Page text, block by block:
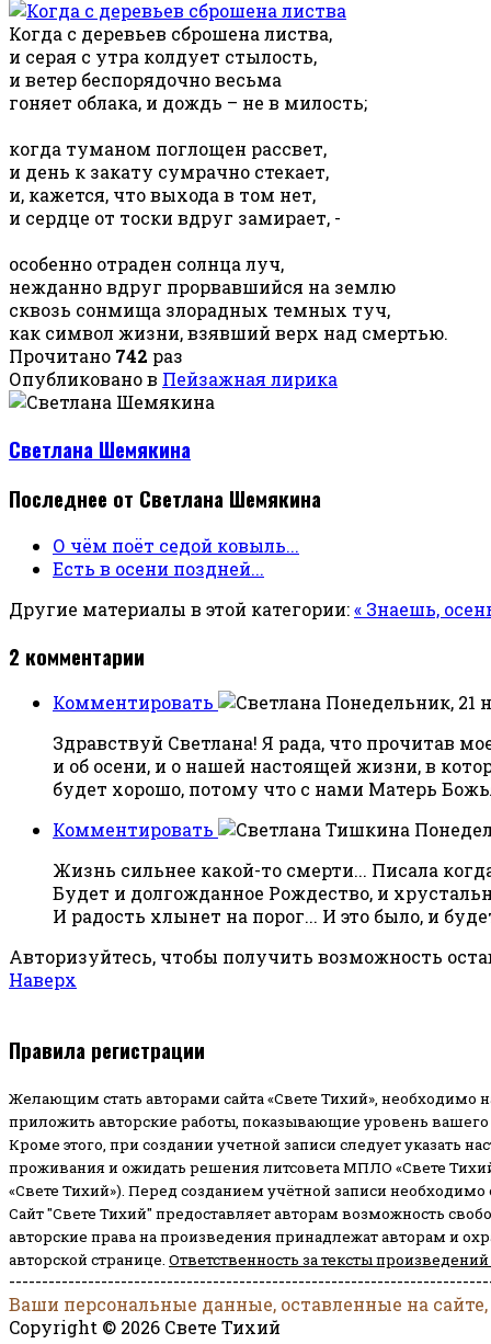
Когда с деревьев сброшена листва,
и серая с утра колдует стылость,
и ветер беспорядочно весьма
гоняет облака, и дождь – не в милость;
когда туманом поглощен рассвет,
и день к закату сумрачно стекает,
и, кажется, что выхода в том нет,
и сердце от тоски вдруг замирает, -
особенно отраден солнца луч,
нежданно вдруг прорвавшийся на землю
сквозь сонмища злорадных темных туч,
как символ жизни, взявший верх над смертью.
Прочитано 742 раз
Опубликовано в Пейзажная лирика
Светлана Шемякина
Последнее от Светлана Шемякина
О чём поёт седой ковыль...
Есть в осени поздней...
Другие материалы в этой категории:« Знаешь,
2 комментарии
Комментировать Понедельник, 21
Здравствуй Светлана! Я рада, что прочитав
и об осени, и о нашей настоящей жизни, в
будет хорошо, потому что с нами Матерь
Комментировать
Жизнь сильнее какой-то смерти... Писала
Будет и долгожданное Рождество, и
И радость хлынет на порог... И это было, и
Авторизуйтесь, чтобы получить возможность
Наверх
Правила регистрации
Желающим стать авторами сайта «Свете Тихий», необходимо
приложить авторские работы, показывающие уровень вашего
Кроме этого, при создании учетной записи следует указать
проживания и ожидать решения литсовета МПЛО «Свете
«Свете Тихий»). Перед созданием учётной записи
Сайт "Свете Тихий" предоставляет авторам возможность
авторские права на произведения принадлежат авторам и
авторской странице. Ответственность за тексты
Ваши персональные данные, оставленные на
Copyright © 2026 Свете Тихий